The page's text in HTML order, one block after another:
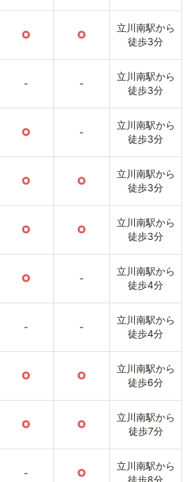
○ ○
立川南駅から
徒歩3分
- -
立川南駅から
徒歩3分
○ -
立川南駅から
徒歩3分
○ ○
立川南駅から
徒歩3分
○ ○
立川南駅から
徒歩3分
○ -
立川南駅から
徒歩4分
- -
立川南駅から
徒歩4分
○ ○
立川南駅から
徒歩6分
○ ○
立川南駅から
徒歩7分
- ○
立川南駅から